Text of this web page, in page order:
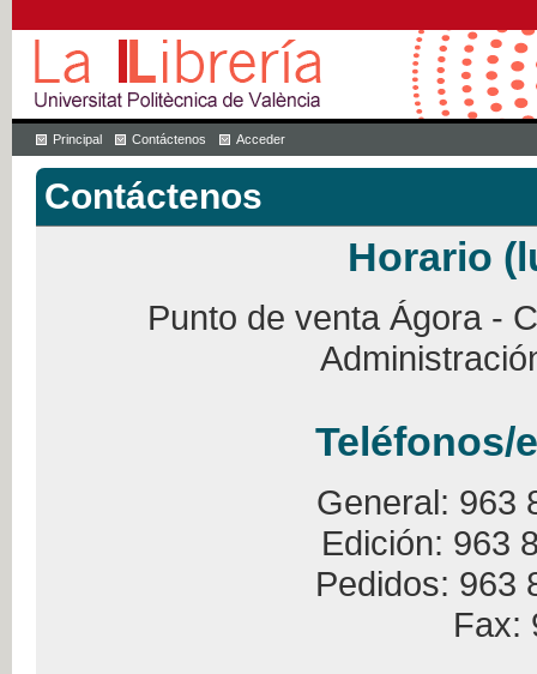
Principal Contáctenos Acceder
Contáctenos
Horario
Punto de venta Ágora -
Teléfonos/
General: 963
Edición: 963
Pedidos: 963
Fax: